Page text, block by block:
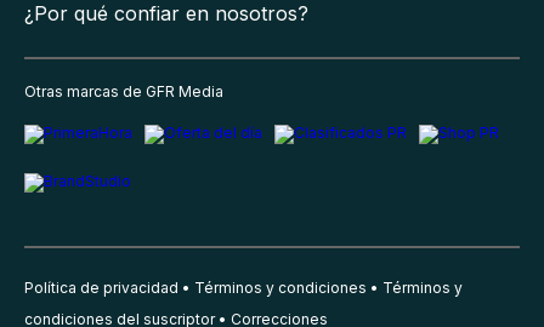
¿Por qué confiar en nosotros?
Otras marcas de GFR Media
Política de privacidad Términos y condiciones
Términos y
condiciones del suscriptor
Correcciones